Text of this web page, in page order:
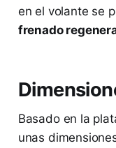
en el volante se
frenado
Basado en la
unas